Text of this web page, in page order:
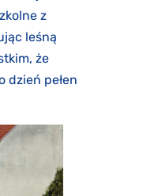
z
leśną
że
dzień pełen